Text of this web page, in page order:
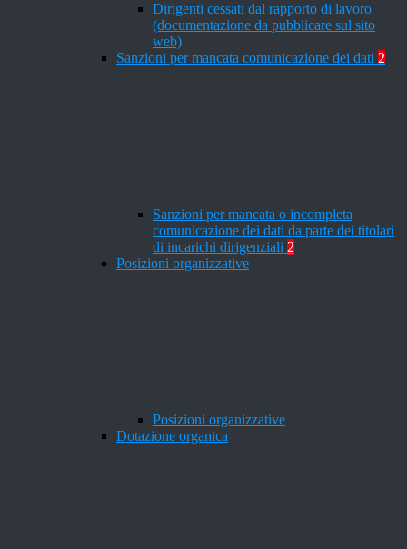
Dirigenti cessati dal rapporto di lavoro
(documentazione da pubblicare sul sito
web)
Sanzioni per mancata comunicazione dei dati 2
Sanzioni per mancata o incompleta
comunicazione dei dati da parte dei titolari
di incarichi dirigenziali 2
Posizioni organizzative
Posizioni organizzative
Dotazione organica